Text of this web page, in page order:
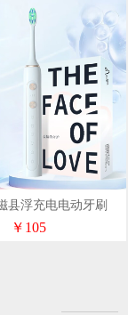
县浮充电电动牙刷
RT860
￥105